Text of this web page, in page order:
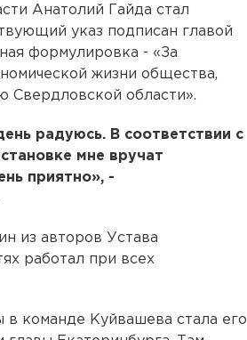
Анатолий Гайда стал
указ подписан главой
формулировка - «За
жизни общества,
Свердловской области».
радуюсь. В соответствии с
мне вручат
приятно», -
из авторов Устава
работал при всех
в команде Куйвашева стала его